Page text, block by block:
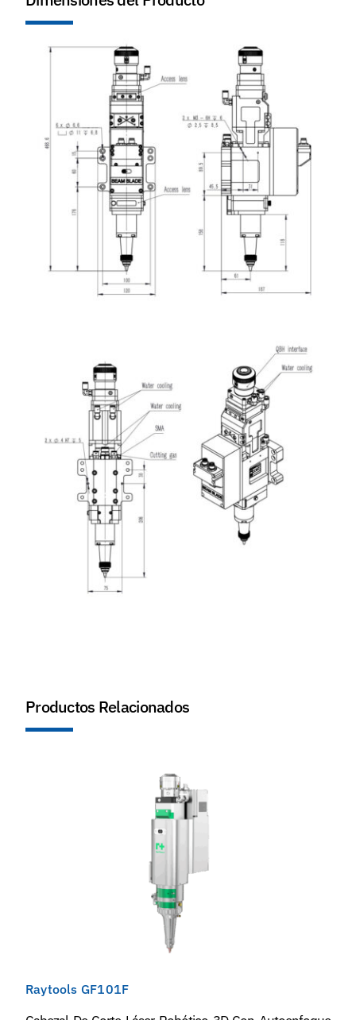
Productos Relacionados
Raytools GF101F